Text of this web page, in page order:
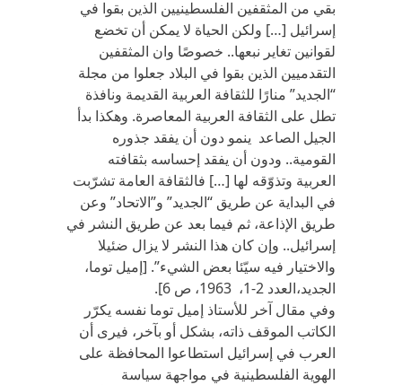
بقي من المثقفين الفلسطينيين الذين بقوا في
إسرائيل […] ولكن الحياة لا يمكن أن تخضع
لقوانين تغاير نبعها.. خصوصًا وان المثقفين
التقدميين الذين بقوا في البلاد جعلوا من مجلة
“الجديد” منارًا للثقافة العربية القديمة ونافذة
تطل على الثقافة العربية المعاصرة. وهكذا بدأ
الجيل الصاعد ينمو دون أن يفقد جذوره
القومية.. ودون أن يفقد إحساسه بثقافته
العربية وتذوّقه لها […] فالثقافة العامة تشرّبت
في البداية عن طريق “الجديد” و”الاتحاد” وعن
طريق الإذاعة، ثم فيما بعد عن طريق النشر في
إسرائيل.. وإن كان هذا النشر لا يزال ضئيلا
والاختيار فيه سيّئا بعض الشيء”. [إميل توما،
الجديد،العدد 2-1، 1963، ص 6].
وفي مقال آخر للأستاذ إميل توما نفسه يكرّر
الكاتب الموقف ذاته، بشكل أو بآخر، فيرى أن
العرب في إسرائيل استطاعوا المحافظة على
الهوية الفلسطينية في مواجهة سياسة